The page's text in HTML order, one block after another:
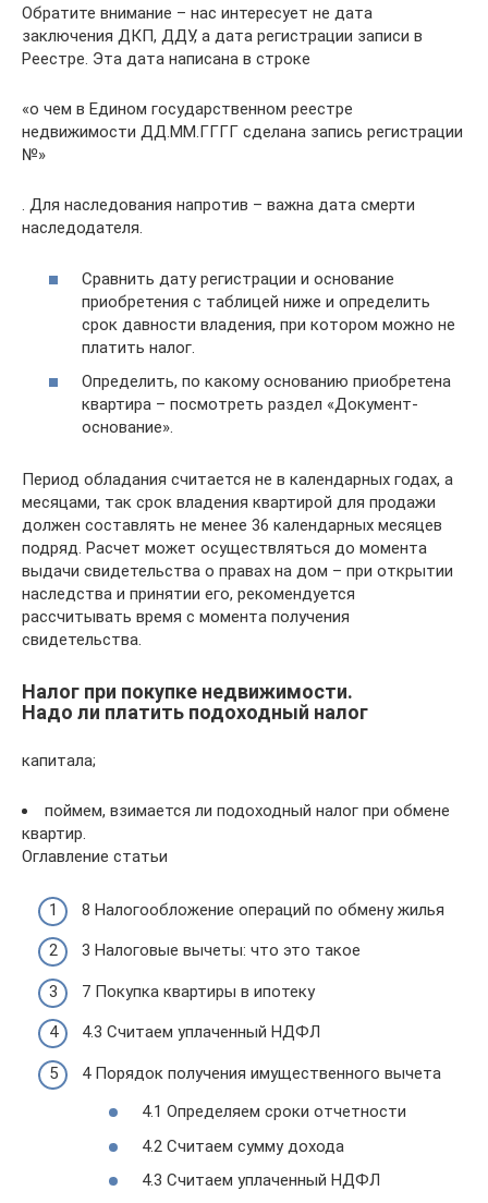
Обратите внимание – нас интересует не дата
заключения ДКП, ДДУ, а дата регистрации записи в
Реестре. Эта дата написана в строке
«о чем в Едином государственном реестре
недвижимости ДД.ММ.ГГГГ сделана запись регистрации
№»
. Для наследования напротив – важна дата смерти
наследодателя.
Сравнить дату регистрации и основание
приобретения с таблицей ниже и определить
срок давности владения, при котором можно не
платить налог.
Определить, по какому основанию приобретена
квартира – посмотреть раздел «Документ-
основание».
Период обладания считается не в календарных годах, а
месяцами, так срок владения квартирой для продажи
должен составлять не менее 36 календарных месяцев
подряд. Расчет может осуществляться до момента
выдачи свидетельства о правах на дом – при открытии
наследства и принятии его, рекомендуется
рассчитывать время с момента получения
свидетельства.
Налог при покупке недвижимости.
Надо ли платить подоходный налог
капитала;
поймем, взимается ли подоходный налог при обмене
квартир.
Оглавление статьи
8 Налогообложение операций по обмену жилья
3 Налоговые вычеты: что это такое
7 Покупка квартиры в ипотеку
4.3 Считаем уплаченный НДФЛ
4 Порядок получения имущественного вычета
4.1 Определяем сроки отчетности
4.2 Считаем сумму дохода
4.3 Считаем уплаченный НДФЛ